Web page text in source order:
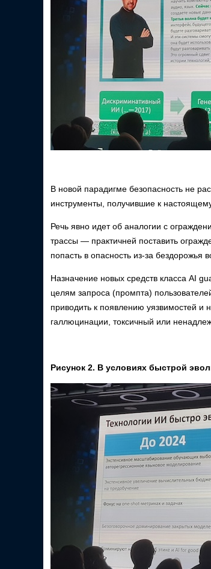
В новой парадигме безопасность не
инструменты, получившие к
Речь явно идет об аналогии с
трассы — практичней поставить
попасть в опасность из-за бездорожья
Назначение новых средств класса AI
целям запроса (промпта)
приводить к появлению уязвимостей
галлюцинации, токсичный или
Рисунок 2. В условиях быстрой